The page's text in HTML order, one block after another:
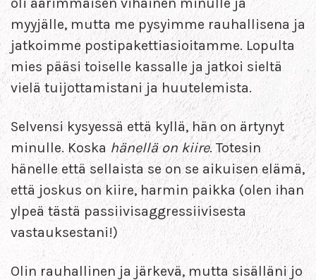
myyjälle, mutta me pysyimme rauhallisena ja
jatkoimme postipakettiasioitamme. Lopulta
mies pääsi toiselle kassalle ja jatkoi sieltä
vielä tuijottamistani ja huutelemista.
Selvensi kysyessä että kyllä, hän on ärtynyt
minulle. Koska hänellä on kiire. Totesin
hänelle että sellaista se on se aikuisen elämä,
että joskus on kiire, harmin paikka (olen ihan
ylpeä tästä passiivisaggressiivisesta
vastauksestani!)
Olin rauhallinen ja järkevä, mutta sisälläni jo